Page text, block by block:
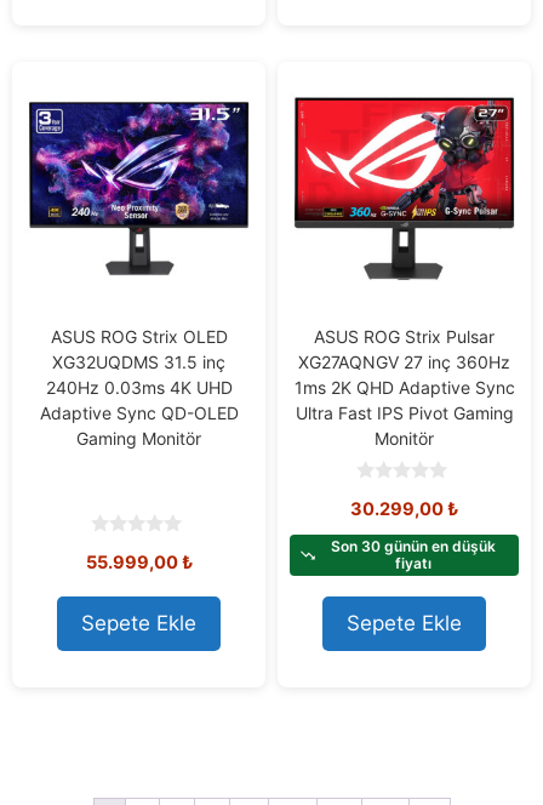
ASUS ROG Strix OLED
XG32UQDMS 31.5 inç
240Hz 0.03ms 4K UHD
Adaptive Sync QD-OLED
Gaming Monitör
o
t
o
f
5
55.999,00₺
Sepete Ekle
ASUS ROG Strix Pulsar
XG27AQNGV 27 inç 360Hz
1ms 2K QHD Adaptive Sync
Ultra Fast IPS Pivot Gaming
Monitör
o
t
f
5
30.299,00₺
Son 30 günün en düşük
fiyatı
Sepete Ekle